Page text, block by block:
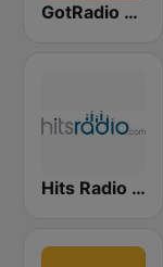
GotRadio - Throwback Jamz
Hits Radio Hip Hop / RnB